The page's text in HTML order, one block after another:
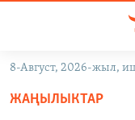
Навигацияга
өтүңүз
8-Август, 2026-жыл,
ЖАҢЫЛЫКТАР